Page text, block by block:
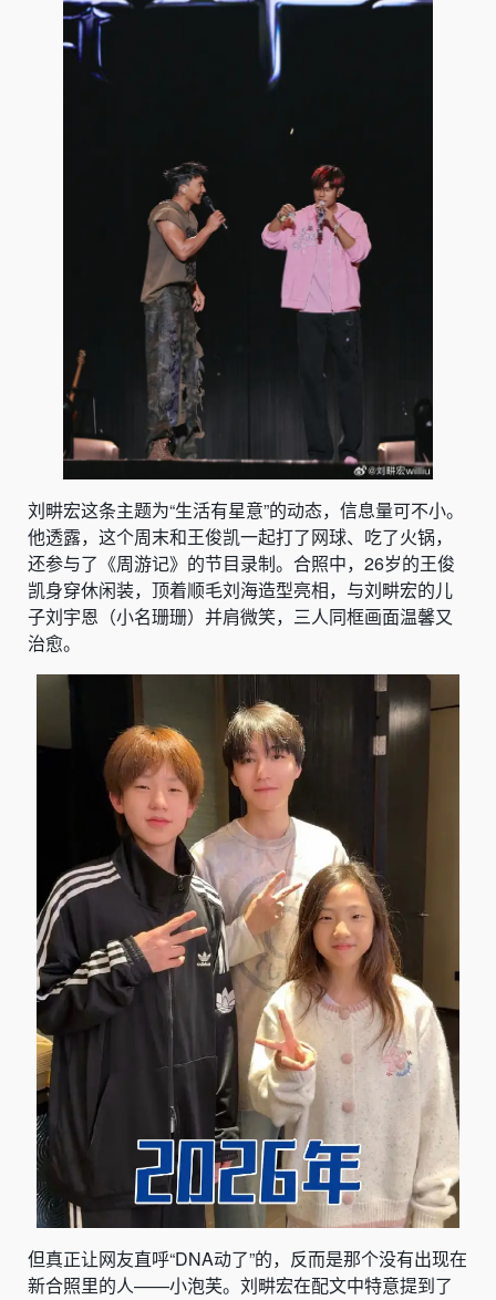
刘畊宏这条主题为“生活有星意”的动态，信息量可不小。
他透露，这个周末和王俊凯一起打了网球、吃了火锅，
还参与了《周游记》的节目录制。合照中，26岁的王俊
凯身穿休闲装，顶着顺毛刘海造型亮相，与刘畊宏的儿
子刘宇恩（小名珊珊）并肩微笑，三人同框画面温馨又
治愈。
但真正让网友直呼“DNA动了”的，反而是那个没有出现在
新合照里的人——小泡芙。刘畊宏在配文中特意提到了